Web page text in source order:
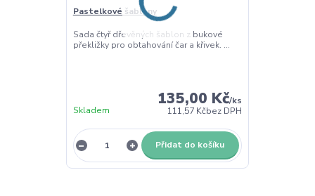
Pastelkové šablony
Sada čtyř dřevěných šablon z bukové
překližky pro obtahování čar a křivek. ...
135,00 Kč/ks
111,57 Kčbez DPH
Skladem
Přidat do košíku